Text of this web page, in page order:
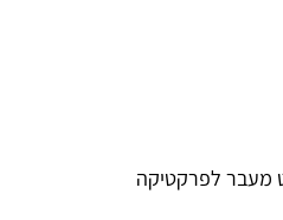
מעבר לפרקטיקה